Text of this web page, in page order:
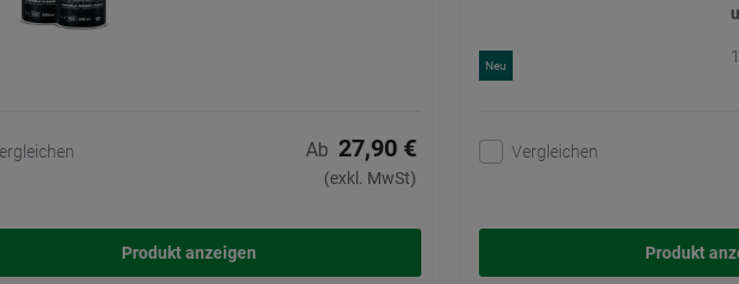
Ab 27,90 €
(exkl. MwSt)
Produkt anzeigen
Neu
Vergleichen
Produkt